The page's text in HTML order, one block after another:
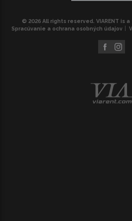
© 2026 All rights reserved. VIARENT is
Spracúvanie a ochrana osobných údajov